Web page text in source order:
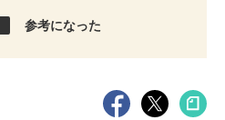
参考になった